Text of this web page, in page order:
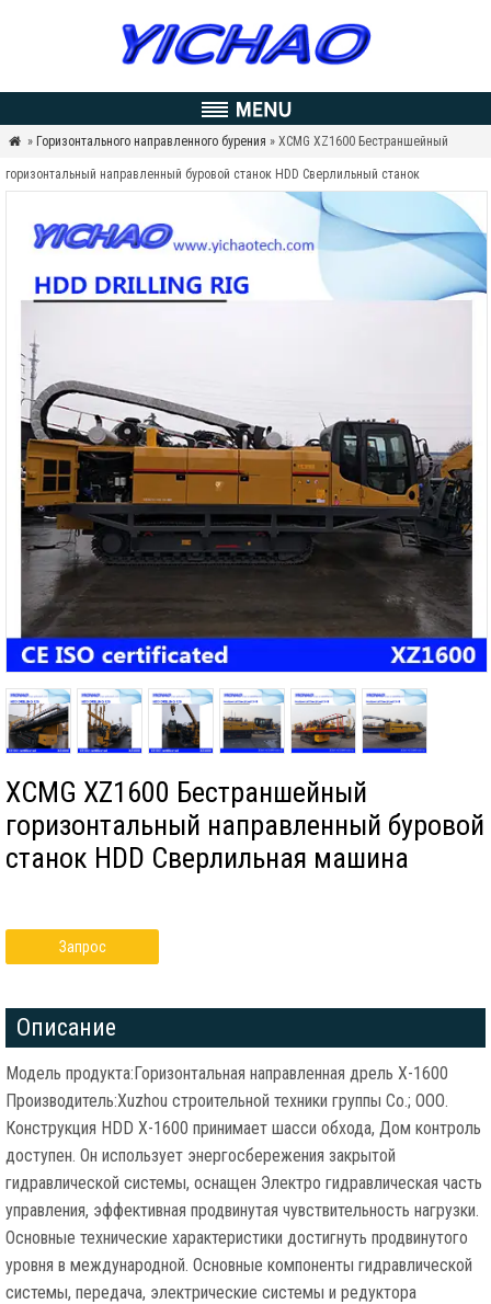
 » Горизонтального направленного бурения » XCMG XZ1600 Бестраншейный
горизонтальный направленный буровой станок HDD Сверлильный станок
XCMG XZ1600 Бестраншейный
горизонтальный направленный буровой
станок HDD Сверлильная машина
Запрос
Описание
Модель продукта:Горизонтальная направленная дрель X-1600
Производитель:Xuzhou строительной техники группы Co.; ООО.
Конструкция HDD X-1600 принимает шасси обхода, Дом контроль
доступен. Он использует энергосбережения закрытой
гидравлической системы, оснащен Электро гидравлическая часть
управления, эффективная продвинутая чувствительность нагрузки.
Основные технические характеристики достигнуть продвинутого
уровня в международной. Основные компоненты гидравлической
системы, передача, электрические системы и редуктора